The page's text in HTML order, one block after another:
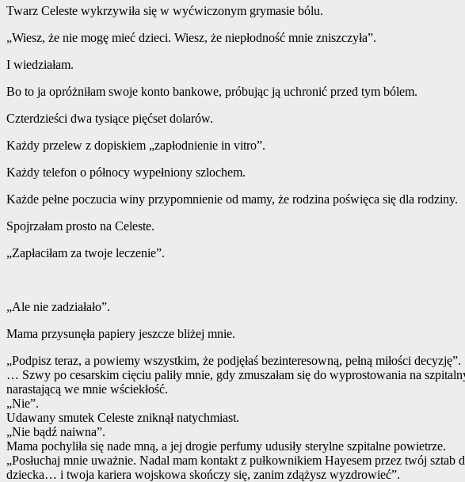
Twarz Celeste wykrzywiła się w wyćwiczonym grymasie bólu.
„Wiesz, że nie mogę mieć dzieci. Wiesz, że niepłodność mnie zniszczyła”.
I wiedziałam.
Bo to ja opróżniłam swoje konto bankowe, próbując ją uchronić przed tym bólem.
Czterdzieści dwa tysiące pięćset dolarów.
Każdy przelew z dopiskiem „zapłodnienie in vitro”.
Każdy telefon o północy wypełniony szlochem.
Każde pełne poczucia winy przypomnienie od mamy, że rodzina poświęca się dla rodziny.
Spojrzałam prosto na Celeste.
„Zapłaciłam za twoje leczenie”.
„Ale nie zadziałało”.
Mama przysunęła papiery jeszcze bliżej mnie.
„Podpisz teraz, a powiemy wszystkim, że podjęłaś bezinteresowną, pełną miłości decyzję”.
… Szwy po cesarskim cięciu paliły mnie, gdy zmuszałam się do wyprostowania na
narastającą we mnie wściekłość.
„Nie”.
Udawany smutek Celeste zniknął natychmiast.
„Nie bądź naiwna”.
Mama pochyliła się nade mną, a jej drogie perfumy udusiły sterylne szpitalne powietrze.
„Posłuchaj mnie uważnie. Nadal mam kontakt z pułkownikiem Hayesem przez twój
dziecka… i twoja kariera wojskowa skończy się, zanim zdążysz wyzdrowieć”.